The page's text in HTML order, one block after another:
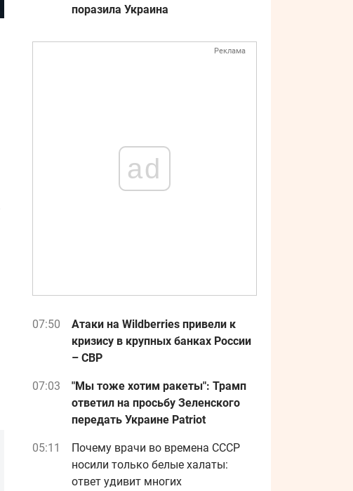
поразила Украина
Реклама
ad
07:50
Атаки на Wildberries привели к
кризису в крупных банках России
– СВР
07:03
"Мы тоже хотим ракеты": Трамп
ответил на просьбу Зеленского
передать Украине Patriot
05:11
Почему врачи во времена СССР
носили только белые халаты:
ответ удивит многих